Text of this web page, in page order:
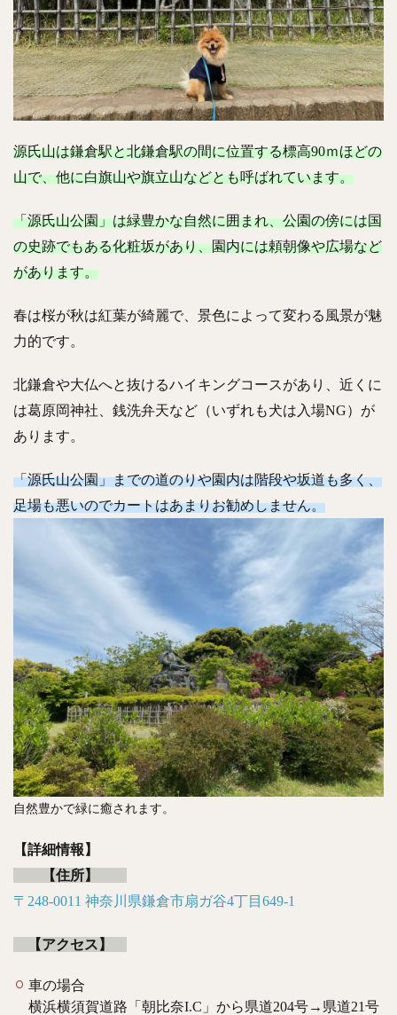
源氏山は鎌倉駅と北鎌倉駅の間に位置する標高90ｍほどの
山で、他に白旗山や旗立山などとも呼ばれています。
「源氏山公園」は緑豊かな自然に囲まれ、公園の傍には国
の史跡でもある化粧坂があり、園内には頼朝像や広場など
があります。
春は桜が秋は紅葉が綺麗で、景色によって変わる風景が魅
力的です。
北鎌倉や大仏へと抜けるハイキングコースがあり、近くに
は葛原岡神社、銭洗弁天など（いずれも犬は入場NG）が
あります。
「源氏山公園」までの道のりや園内は階段や坂道も多く、
足場も悪いのでカートはあまりお勧めしません。
自然豊かで緑に癒されます。
【詳細情報】
【住所】
〒248-0011 神奈川県鎌倉市扇ガ谷4丁目649-1
【アクセス】
車の場合
横浜横須賀道路「朝比奈I.C」から県道204号→県道21号